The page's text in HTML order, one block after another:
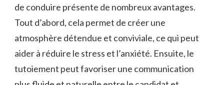
de conduire présente de nombreux avantages.
Tout d’abord, cela permet de créer une
atmosphère détendue et conviviale, ce qui peut
aider à réduire le stress et l’anxiété. Ensuite, le
tutoiement peut favoriser une communication